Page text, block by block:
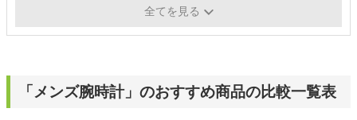
約12mm全てを見る
「メンズ腕時計」のおすすめ商品の比較一覧表